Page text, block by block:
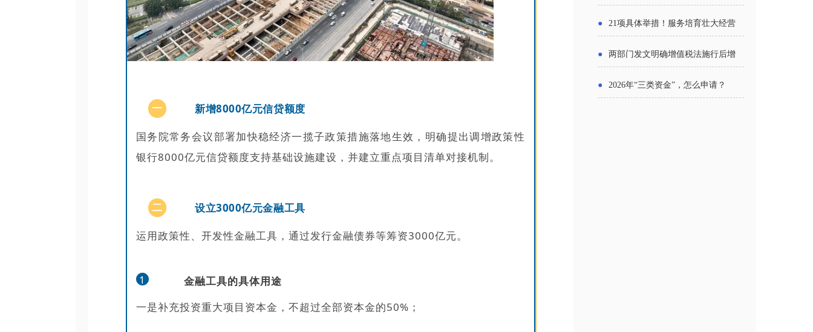
一
新增8000亿元信贷额度
国务院常务会议部署加快稳经济一揽子政策措施落地生效，明确提出调增政策性
银行8000亿元信贷额度支持基础设施建设，并建立重点项目清单对接机制。
二
设立3000亿元金融工具
运用政策性、开发性金融工具，通过发行金融债券等筹资3000亿元。
1
金融工具的具体用途
一是补充投资重大项目资本金，不超过全部资本金的50%；
● 21项具体举措！服务培育壮大经营
● 两部门发文明确增值税法施行后增
● 2026年“三类资金”，怎么申请？